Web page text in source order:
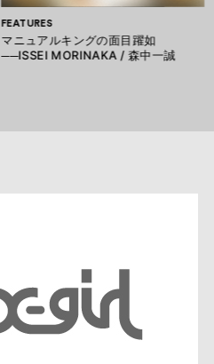
FEATURES
マニュアルキングの面目躍如
──ISSEI MORINAKA / 森中一誠